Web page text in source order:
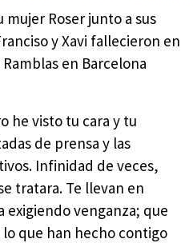
mujer Roser junto a sus
y Xavi fallecieron en
en Barcelona
he visto tu cara y tu
de prensa y las
Infinidad de veces,
tratara. Te llevan en
venganza; que
que han hecho contigo